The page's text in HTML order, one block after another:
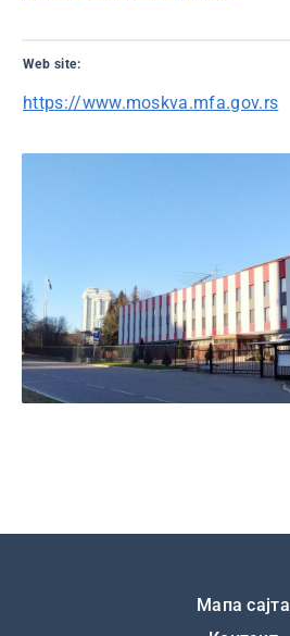
Web site:
https://www.moskva.mfa.gov.rs
Мапа сајта